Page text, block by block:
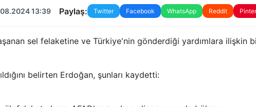
13:39 Paylaş: Twitter Facebook WhatsApp Reddit
sel felaketine ve Türkiye'nin gönderdiği yardımlara ilişkin
belirten Erdoğan, şunları kaydetti: